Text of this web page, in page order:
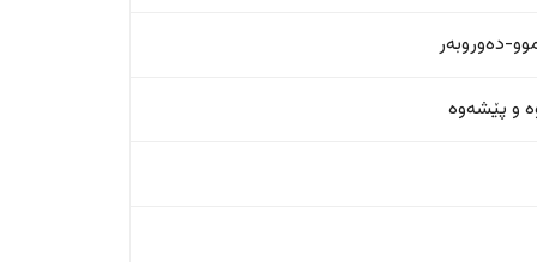
دەوروبەر
و پێشەوە